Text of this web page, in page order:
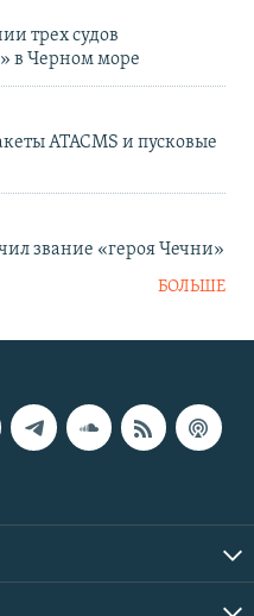
трех судов
в Черном море
ATACMS и пусковые
звание «героя Чечни»
БОЛЬШЕ